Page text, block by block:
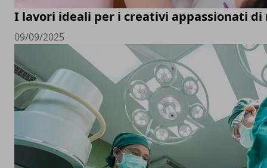
I lavori ideali per i creativi appassionati di
09/09/2025